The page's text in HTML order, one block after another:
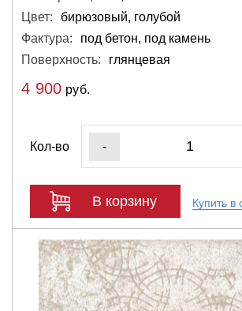
Цвет:
бирюзовый, голубой
Фактура:
под бетон, под камень
Поверхность:
глянцевая
4 900 руб.
Кол-во -
В корзину Купить в